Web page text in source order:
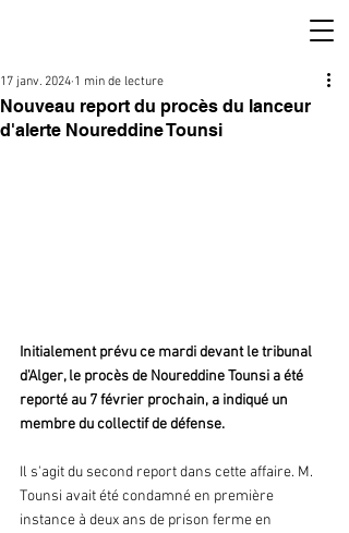
Nouveau report du procès du lanceur
d'alerte Noureddine Tounsi
17 janv. 2024 1 min de lecture
Initialement prévu ce mardi devant le tribunal
d'Alger, le procès de Noureddine Tounsi a été
reporté au 7 février prochain, a indiqué un
membre du collectif de défense.
Il s'agit du second report dans cette affaire. M.
Tounsi avait été condamné en première
instance à deux ans de prison ferme en